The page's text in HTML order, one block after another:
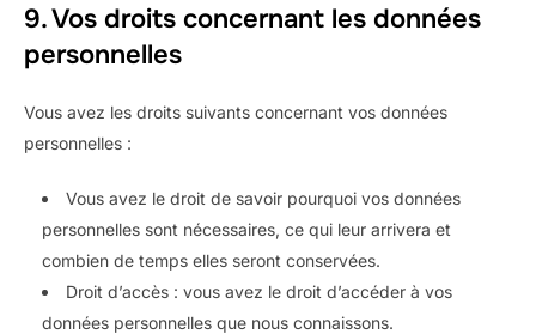
9. Vos droits concernant les données
personnelles
Vous avez les droits suivants concernant vos données
personnelles :
Vous avez le droit de savoir pourquoi vos données
personnelles sont nécessaires, ce qui leur arrivera et
combien de temps elles seront conservées.
Droit d’accès : vous avez le droit d’accéder à vos
données personnelles que nous connaissons.